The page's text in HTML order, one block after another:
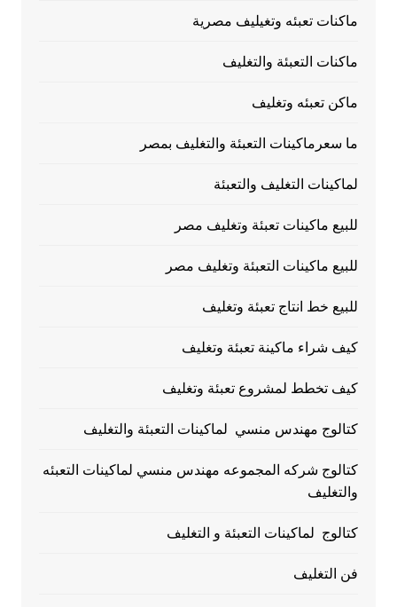
ماكنات تعبئه وتغيليف مصرية
ماكنات التعبئة والتغليف
ماكن تعبئه وتغليف
ما سعرماكينات التعبئة والتغليف بمصر
لماكينات التغليف والتعبئة
للبيع ماكينات تعبئة وتغليف مصر
للبيع ماكينات التعبئة وتغليف مصر
للبيع خط انتاج تعبئة وتغليف
كيف شراء ماكينة تعبئة وتغليف
كيف تخطط لمشروع تعبئة وتغليف
كتالوج مهندس منسي لماكينات التعبئة والتغليف
كتالوج شركه المجموعه مهندس منسي لماكينات التعبئه
والتغليف
كتالوج لماكينات التعبئة و التغليف
فن التغليف